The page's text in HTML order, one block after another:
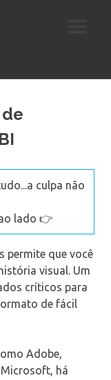
culpa não
lado 👉
permite que você
visual. Um
críticos para
de fácil
Adobe,
há